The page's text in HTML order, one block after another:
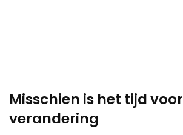
Misschien is het tijd voor
verandering